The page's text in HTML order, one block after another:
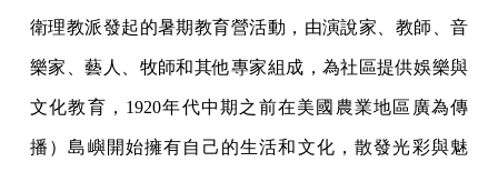
衛理教派發起的暑期教育營活動，由演說家、教師、音
樂家、藝人、牧師和其他專家組成，為社區提供娛樂與
文化教育，1920年代中期之前在美國農業地區廣為傳
播）島嶼開始擁有自己的生活和文化，散發光彩與魅